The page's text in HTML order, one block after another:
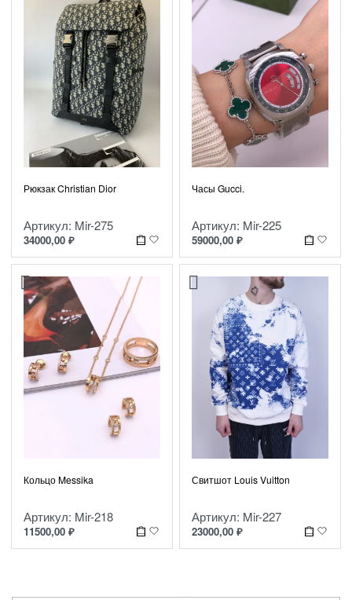
Рюкзак Christian Dior
Артикул: Mir-275
34000,00 ₽
Часы Gucci.
Артикул: Mir-225
59000,00 ₽
Кольцо Messika
Артикул: Mir-218
11500,00 ₽
Свитшот Louis Vuitton
Артикул: Mir-227
23000,00 ₽